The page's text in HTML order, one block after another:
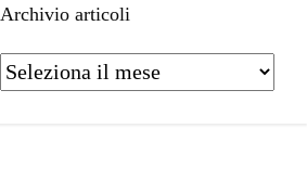
Archivio articoli